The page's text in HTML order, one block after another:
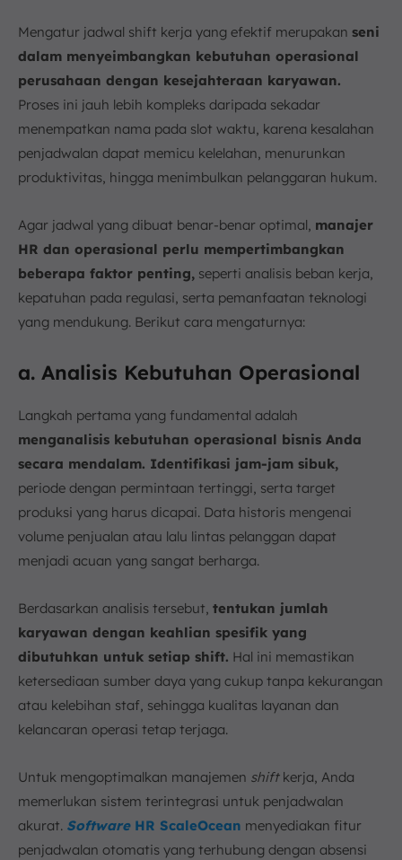
Mengatur jadwal shift kerja yang efektif merupakan seni
dalam menyeimbangkan kebutuhan operasional
perusahaan dengan kesejahteraan karyawan.
Proses ini jauh lebih kompleks daripada sekadar
menempatkan nama pada slot waktu, karena kesalahan
penjadwalan dapat memicu kelelahan, menurunkan
produktivitas, hingga menimbulkan pelanggaran hukum.
Agar jadwal yang dibuat benar-benar optimal, manajer
HR dan operasional perlu mempertimbangkan
beberapa faktor penting, seperti analisis beban kerja,
kepatuhan pada regulasi, serta pemanfaatan teknologi
yang mendukung. Berikut cara mengaturnya:
a. Analisis Kebutuhan Operasional
Langkah pertama yang fundamental adalah
menganalisis kebutuhan operasional bisnis Anda
secara mendalam. Identifikasi jam-jam sibuk,
periode dengan permintaan tertinggi, serta target
produksi yang harus dicapai. Data historis mengenai
volume penjualan atau lalu lintas pelanggan dapat
menjadi acuan yang sangat berharga.
Berdasarkan analisis tersebut, tentukan jumlah
karyawan dengan keahlian spesifik yang
dibutuhkan untuk setiap shift. Hal ini memastikan
ketersediaan sumber daya yang cukup tanpa kekurangan
atau kelebihan staf, sehingga kualitas layanan dan
kelancaran operasi tetap terjaga.
Untuk mengoptimalkan manajemen shiftkerja, Anda
memerlukan sistem terintegrasi untuk penjadwalan
akurat. SoftwareHR ScaleOcean menyediakan fitur
penjadwalan otomatis yang terhubung dengan absensi